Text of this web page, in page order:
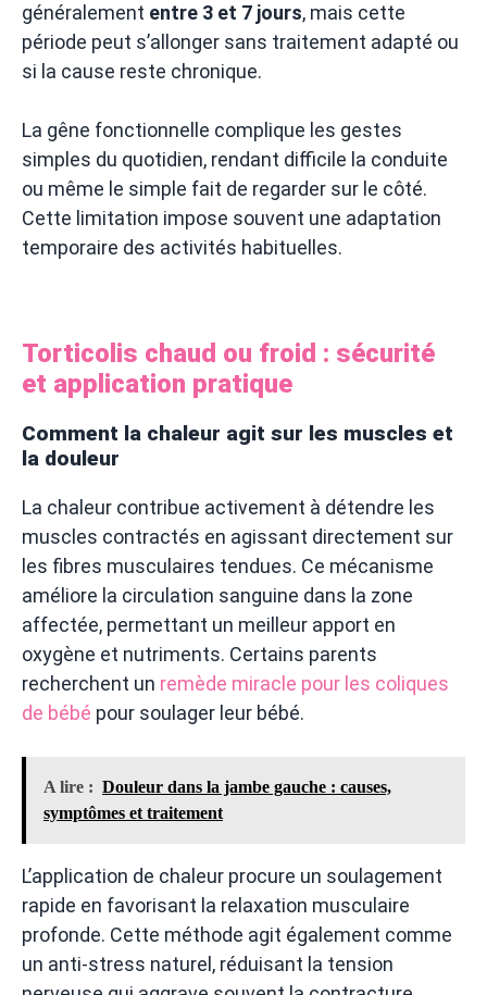
généralement entre 3 et 7 jours, mais cette
période peut s’allonger sans traitement adapté ou
si la cause reste chronique.
La gêne fonctionnelle complique les gestes
simples du quotidien, rendant difficile la conduite
ou même le simple fait de regarder sur le côté.
Cette limitation impose souvent une adaptation
temporaire des activités habituelles.
Torticolis chaud ou froid : sécurité
et application pratique
Comment la chaleur agit sur les muscles et
la douleur
La chaleur contribue activement à détendre les
muscles contractés en agissant directement sur
les fibres musculaires tendues. Ce mécanisme
améliore la circulation sanguine dans la zone
affectée, permettant un meilleur apport en
oxygène et nutriments. Certains parents
recherchent un remède miracle pour les coliques
de bébé pour soulager leur bébé.
A lire : Douleur dans la jambe gauche : causes,
symptômes et traitement
L’application de chaleur procure un soulagement
rapide en favorisant la relaxation musculaire
profonde. Cette méthode agit également comme
un anti-stress naturel, réduisant la tension